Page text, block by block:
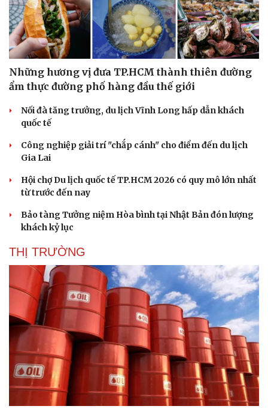
Những hương vị đưa TP.HCM thành thiên đường
ẩm thực đường phố hàng đầu thế giới
Nối đà tăng trưởng, du lịch Vĩnh Long hấp dẫn khách
quốc tế
Công nghiệp giải trí "chắp cánh" cho điểm đến du lịch
Gia Lai
Hội chợ Du lịch quốc tế TP.HCM 2026 có quy mô lớn nhất
từ trước đến nay
Bảo tàng Tưởng niệm Hòa bình tại Nhật Bản đón lượng
khách kỷ lục
THỊ TRƯỜNG